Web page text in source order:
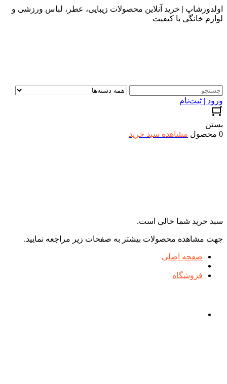
اولدوزشاپ | خرید آنلاین محصولات زیبایی، عطر، لباس ورزشی و
لوازم خانگی با کیفیت
ورود | ثبت‌نام
بستن
0 محصول
مشاهده سبد خرید
سبد خرید شما خالی است.
جهت مشاهده محصولات بیشتر به صفحات زیر مراجعه نمایید.
صفحه اصلی
فروشگاه